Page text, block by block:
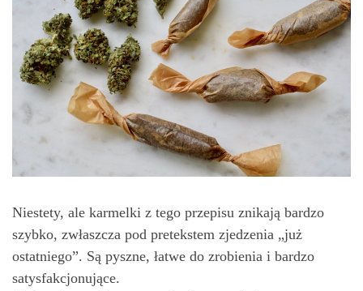
Niestety, ale karmelki z tego przepisu znikają bardzo
szybko, zwłaszcza pod pretekstem zjedzenia „już
ostatniego”. Są pyszne, łatwe do zrobienia i bardzo
satysfakcjonujące.